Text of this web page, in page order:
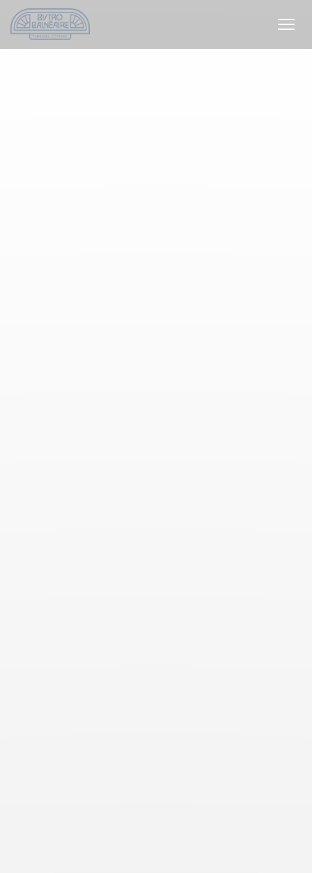
Πίνακας διαχείρισης "Μπισκότων" (Cookies)